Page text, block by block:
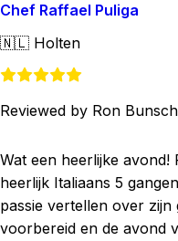
Chef Raffael Puliga
🇳🇱 Holten
Reviewed by Ron
Wat een heerlijke
heerlijk Italiaans 5
passie vertellen over
voorbereid en de avond